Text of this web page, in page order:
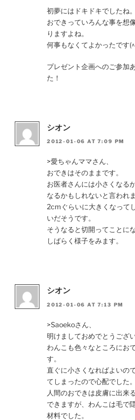
初夢にはドキドキでしたね。
おできっていろんな事を想
りますよね。
何事もなくてよかったです
プレゼント企画へのご参加
た！
シオン
2012-01-06 AT 7:09 PM
>愛ちゃんママさん、
おできはそのままです。
お医者さんには小さくなる
なるかもしれないと言われま
2cmぐらいに大きくなって
いだそうです。
そうなると切開ってことに
しばらく様子をみます。
シオン
2012-01-06 AT 7:13 PM
>Saoekoさん、
明けましておめでとうござい
わんこも色々なところにお
す。
直ぐに小さくなればよいの
てしまったので心配でした。
人間のおできは皮膚に出来
できますが、わんこは毛で
材料でした。